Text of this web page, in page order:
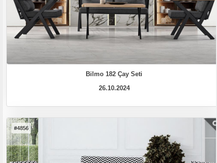
Bilmo 182 Çay Seti
26.10.2024
#4856